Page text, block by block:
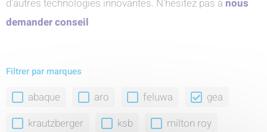
d'autres technologies innovantes. N'hésitez pas à nous
demander conseil
Filtrer par marques
abaque aro feluwa
gea
krautzberger
ksb
milton roy